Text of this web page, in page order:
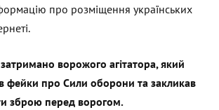
про розміщення українських
ворожого агітатора, який
фейки про Сили оборони та закликав
зброю перед ворогом.